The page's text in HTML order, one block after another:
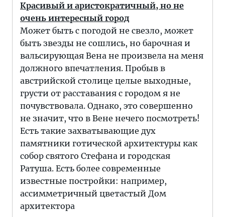
Красивый и аристократичный, но не
очень интересный город
Может быть с погодой не свезло, может
быть звезды не сошлись, но барочная и
вальсирующая Вена не произвела на меня
должного впечатления. Пробыв в
австрийской столице целые выходные,
грусти от расставания с городом я не
почувствовала. Однако, это совершенно
не значит, что в Вене нечего посмотреть!
Есть такие захватывающие дух
памятники готической архитектуры как
собор святого Стефана и городская
Ратуша. Есть более современные
известные постройки: например,
ассимметричный цветастый Дом
архитектора